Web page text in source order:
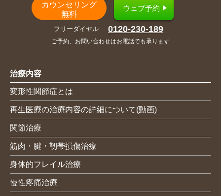
カウンセリング
無料
ウェブ予約
フリーダイヤル 0120-230-189
ご予約、お問い合わせはお電話でも承ります
治療内容
変形性関節症とは
再生医療の治療内容の詳細について(動画)
関節治療
筋肉・腱・靭帯損傷治療
身体的フレイル治療
慢性疼痛治療